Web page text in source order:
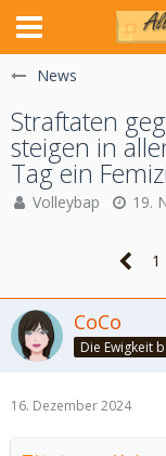
News
Straftaten
steigen in
Tag ein
Volleybap 19.
1
CoCo
16. Dezember 2024